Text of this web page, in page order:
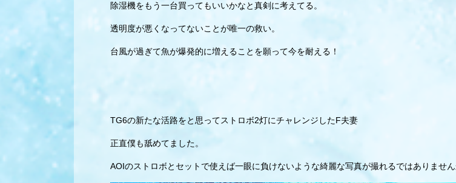
除湿機をもう一台買ってもいいかなと真剣に考えてる。
透明度が悪くなってないことが唯一の救い。
台風が過ぎて魚が爆発的に増えることを願って今を耐える！
TG6の新たな活路をと思ってストロボ2灯にチャレンジしたF夫妻
正直僕も舐めてました。
AOIのストロボとセットで使えば一眼に負けないような綺麗な写真が撮れるではありません